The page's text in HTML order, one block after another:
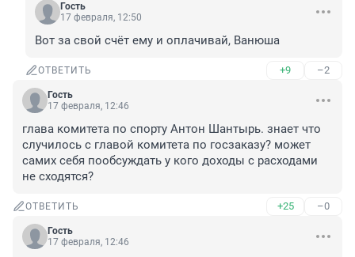
Гость
17 февраля, 12:50
Вот за свой счёт ему и оплачивай, Ванюша
ОТВЕТИТЬ +9 –2
Гость
17 февраля, 12:46
глава комитета по спорту Антон Шантырь. знает что
случилось с главой комитета по госзаказу? может
самих себя пообсуждать у кого доходы с расходами
не сходятся?
ОТВЕТИТЬ +25 –0
Гость
17 февраля, 12:46